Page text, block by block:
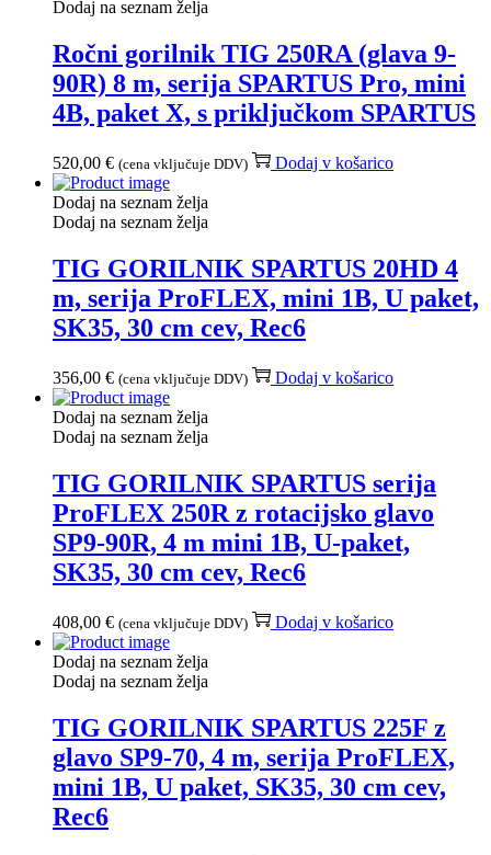
Dodaj na seznam želja
Ročni gorilnik TIG 250RA (glava 9-
90R) 8 m, serija SPARTUS Pro, mini
4B, paket X, s priključkom SPARTUS
520,00 € (cena vključuje DDV) Dodaj v košarico
Dodaj na seznam želja
Dodaj na seznam želja
TIG GORILNIK SPARTUS 20HD 4
m, serija ProFLEX, mini 1B, U paket,
SK35, 30 cm cev, Rec6
356,00 € (cena vključuje DDV) Dodaj v košarico
Dodaj na seznam želja
Dodaj na seznam želja
TIG GORILNIK SPARTUS serija
ProFLEX 250R z rotacijsko glavo
SP9-90R, 4 m mini 1B, U-paket,
SK35, 30 cm cev, Rec6
408,00 € (cena vključuje DDV) Dodaj v košarico
Dodaj na seznam želja
Dodaj na seznam želja
TIG GORILNIK SPARTUS 225F z
glavo SP9-70, 4 m, serija ProFLEX,
mini 1B, U paket, SK35, 30 cm cev,
Rec6